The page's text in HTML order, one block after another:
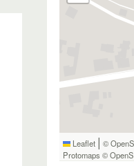
Leaflet | ©
Protomaps ©